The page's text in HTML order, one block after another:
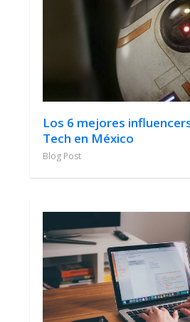
Los 6 mejores
Tech en México
Blog Post